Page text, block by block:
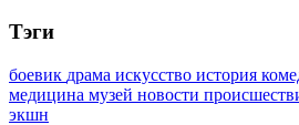
Тэги
боевик драма искусство история
медицина музей новости
экшн